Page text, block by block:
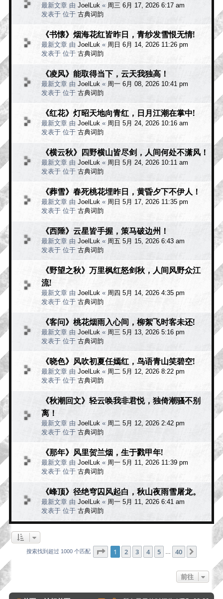
最新文章 由 JoelLuk « 周三 6月 17, 2026 6:17 am
发表于 位于 古典词韵
《书懐》烟海花红皆昨日，青纱发雪恨无情!
最新文章 由 JoelLuk « 周日 6月 14, 2026 11:26 pm
发表于 位于 古典词韵
《凌风》能取得当下，云天我独高！
最新文章 由 JoelLuk « 周一 6月 08, 2026 10:41 pm
发表于 位于 古典词韵
《红花》灯昭天地向青红，日月江潮在掌中!
最新文章 由 JoelLuk « 周日 5月 24, 2026 10:16 am
发表于 位于 古典词韵
《横云秋》四野横山皆尽剑，人间何处不潇风！
最新文章 由 JoelLuk « 周日 5月 24, 2026 10:11 am
发表于 位于 古典词韵
《葬雪》春死桃花埋昨日，黄昏夕下不伊人！
最新文章 由 JoelLuk « 周日 5月 17, 2026 11:35 pm
发表于 位于 古典词韵
《西陲》云星皆手握，策马破边州！
最新文章 由 JoelLuk « 周五 5月 15, 2026 6:43 am
发表于 位于 古典词韵
《野望之秋》万里枫红怒剑秋，人间风野众江
流!
最新文章 由 JoelLuk « 周四 5月 14, 2026 4:35 pm
发表于 位于 古典词韵
《客问》桃花烟雨入心间，柳絮飞时客未还!
最新文章 由 JoelLuk « 周三 5月 13, 2026 5:16 pm
发表于 位于 古典词韵
《晓色》风吹初夏任嫣红，鸟语青山笑碧空!
最新文章 由 JoelLuk « 周二 5月 12, 2026 8:22 pm
发表于 位于 古典词韵
《秋潮回文》轻云唤我非君悦，独倚潮骚不别
离！
最新文章 由 JoelLuk « 周二 5月 12, 2026 2:42 pm
发表于 位于 古典词韵
《那年》风里贺兰烟，生于戮甲年!
最新文章 由 JoelLuk « 周一 5月 11, 2026 11:39 pm
发表于 位于 古典词韵
《峰顶》径绝穹囚风起白，秋山夜雨雪屠龙。
最新文章 由 JoelLuk « 周一 5月 11, 2026 6:41 am
发表于 位于 古典词韵
搜索找到超过 1000 个匹配 分页：1 40
1 2 3 4 5 40
前往